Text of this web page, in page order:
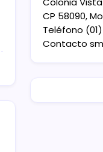
CP 58090,
Teléfono (01)
Contacto